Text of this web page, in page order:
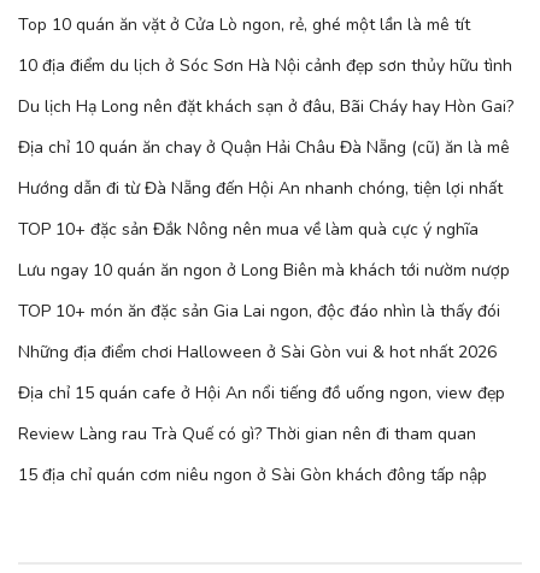
Top 10 quán ăn vặt ở Cửa Lò ngon, rẻ, ghé một lần là mê tít
10 địa điểm du lịch ở Sóc Sơn Hà Nội cảnh đẹp sơn thủy hữu tình
Du lịch Hạ Long nên đặt khách sạn ở đâu, Bãi Cháy hay Hòn Gai?
Địa chỉ 10 quán ăn chay ở Quận Hải Châu Đà Nẵng (cũ) ăn là mê
Hướng dẫn đi từ Đà Nẵng đến Hội An nhanh chóng, tiện lợi nhất
TOP 10+ đặc sản Đắk Nông nên mua về làm quà cực ý nghĩa
Lưu ngay 10 quán ăn ngon ở Long Biên mà khách tới nườm nượp
TOP 10+ món ăn đặc sản Gia Lai ngon, độc đáo nhìn là thấy đói
Những địa điểm chơi Halloween ở Sài Gòn vui & hot nhất 2026
Địa chỉ 15 quán cafe ở Hội An nổi tiếng đồ uống ngon, view đẹp
Review Làng rau Trà Quế có gì? Thời gian nên đi tham quan
15 địa chỉ quán cơm niêu ngon ở Sài Gòn khách đông tấp nập